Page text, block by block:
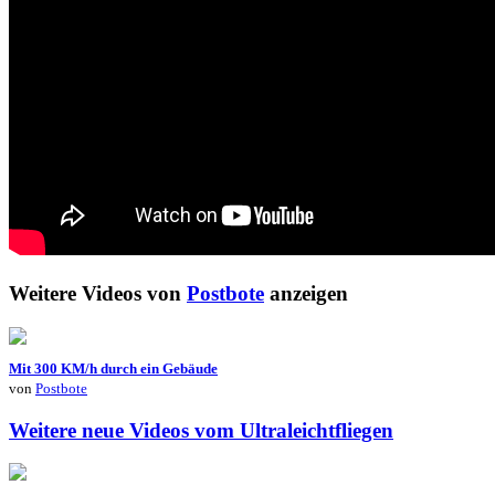
Weitere Videos von Postbote anzeigen
Mit 300 KM/h durch ein Gebäude
von Postbote
Weitere neue Videos vom Ultraleichtfliegen